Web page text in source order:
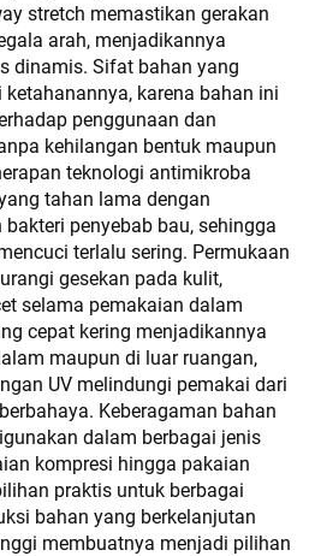
stretch memastikan gerakan
arah, menjadikannya
dinamis. Sifat bahan yang
karena bahan ini
penggunaan dan
kehilangan bentuk maupun
teknologi antimikroba
tahan lama dengan
penyebab bau, sehingga
terlalu sering. Permukaan
gesekan pada kulit,
selama pemakaian dalam
cepat kering menjadikannya
maupun di luar ruangan,
UV melindungi pemakai dari
Keberagaman bahan
dalam berbagai jenis
kompresi hingga pakaian
praktis untuk berbagai
bahan yang berkelanjutan
membuatnya menjadi pilihan